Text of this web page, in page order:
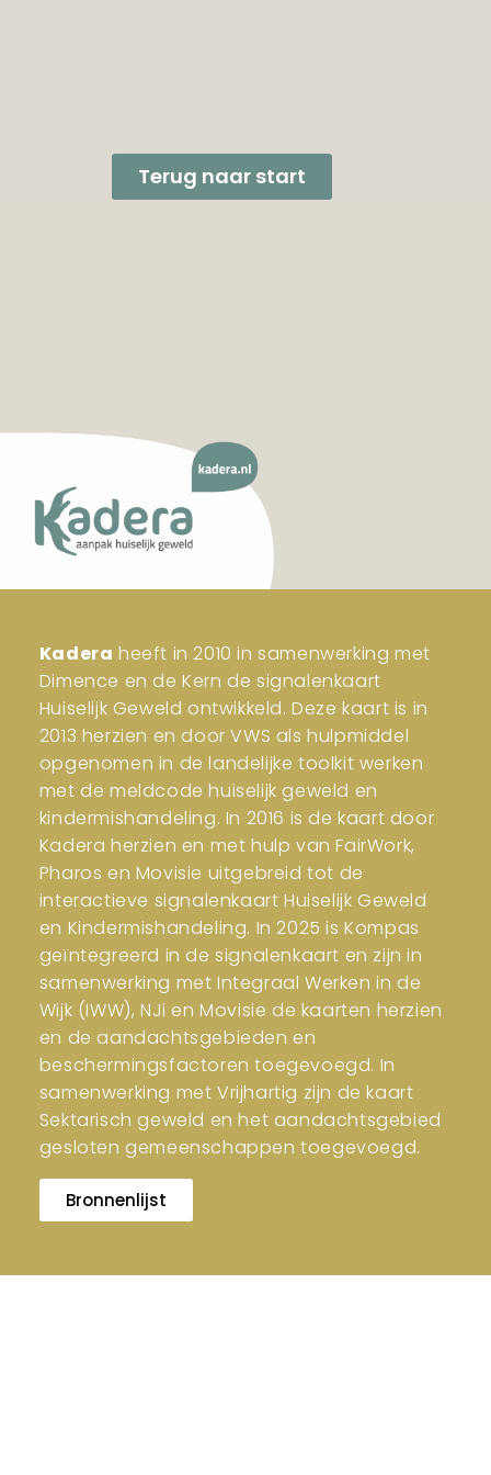
Terug naar start
Kadera heeft in 2010 in samenwerking met
Dimence en de Kern de signalenkaart
Huiselijk Geweld ontwikkeld. Deze kaart is in
2013 herzien en door VWS als hulpmiddel
opgenomen in de landelijke toolkit werken
met de meldcode huiselijk geweld en
kindermishandeling. In 2016 is de kaart door
Kadera herzien en met hulp van FairWork,
Pharos en Movisie uitgebreid tot de
interactieve signalenkaart Huiselijk Geweld
en Kindermishandeling. In 2025 is Kompas
geïntegreerd in de signalenkaart en zijn in
samenwerking met Integraal Werken in de
Wijk (IWW), NJi en Movisie de kaarten herzien
en de aandachtsgebieden en
beschermingsfactoren toegevoegd. In
samenwerking met Vrijhartig zijn de kaart
Sektarisch geweld en het aandachtsgebied
gesloten gemeenschappen toegevoegd.
Bronnenlijst